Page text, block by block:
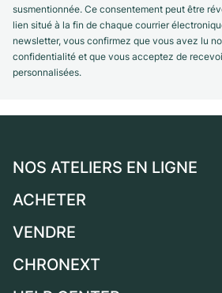
susmentionnée. Ce consentement peut être
lien situé à la fin de chaque courrier
newsletter, vous confirmez que vous avez lu
confidentialité et que vous acceptez de
personnalisées.
NOS ATELIERS EN LIGNE
Allemagne
Suisse
ACHETER
Toutes les montres de luxe
VENDRE
Vendre une montre
CHRONEXT